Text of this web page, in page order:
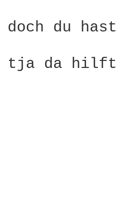
doch du
tja da hilft